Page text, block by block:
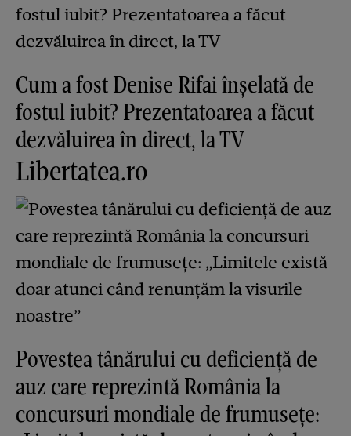
Cum a fost Denise Rifai înșelată de
fostul iubit? Prezentatoarea a făcut
dezvăluirea în direct, la TV
Libertatea.ro
Povestea tânărului cu deficiență de
auz care reprezintă România la
concursuri mondiale de frumusețe: